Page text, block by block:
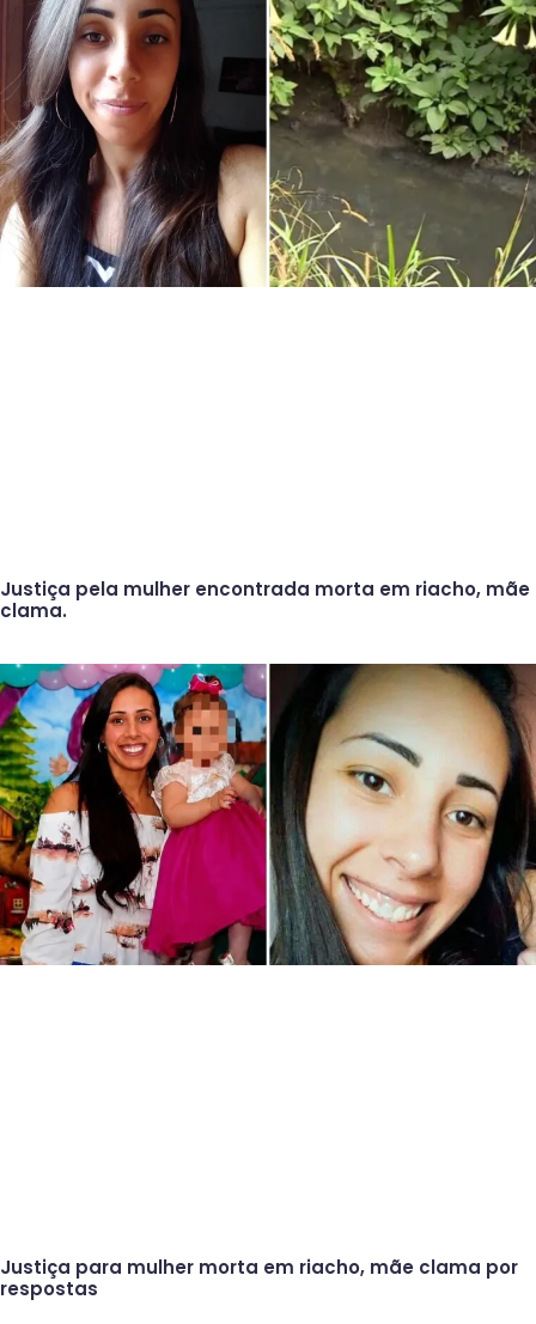
Justiça pela mulher encontrada morta em riacho, mãe
clama.
Justiça para mulher morta em riacho, mãe clama por
respostas